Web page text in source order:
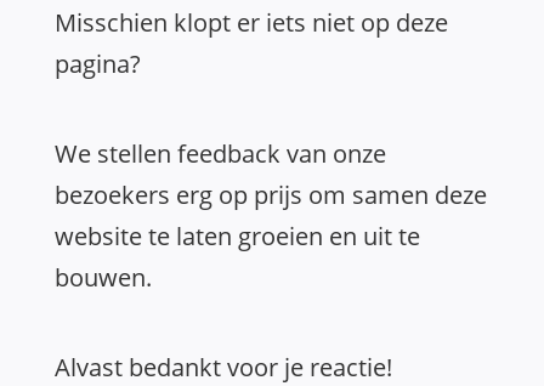
Misschien klopt er iets niet op deze
pagina?
We stellen feedback van onze
bezoekers erg op prijs om samen deze
website te laten groeien en uit te
bouwen.
Alvast bedankt voor je reactie!